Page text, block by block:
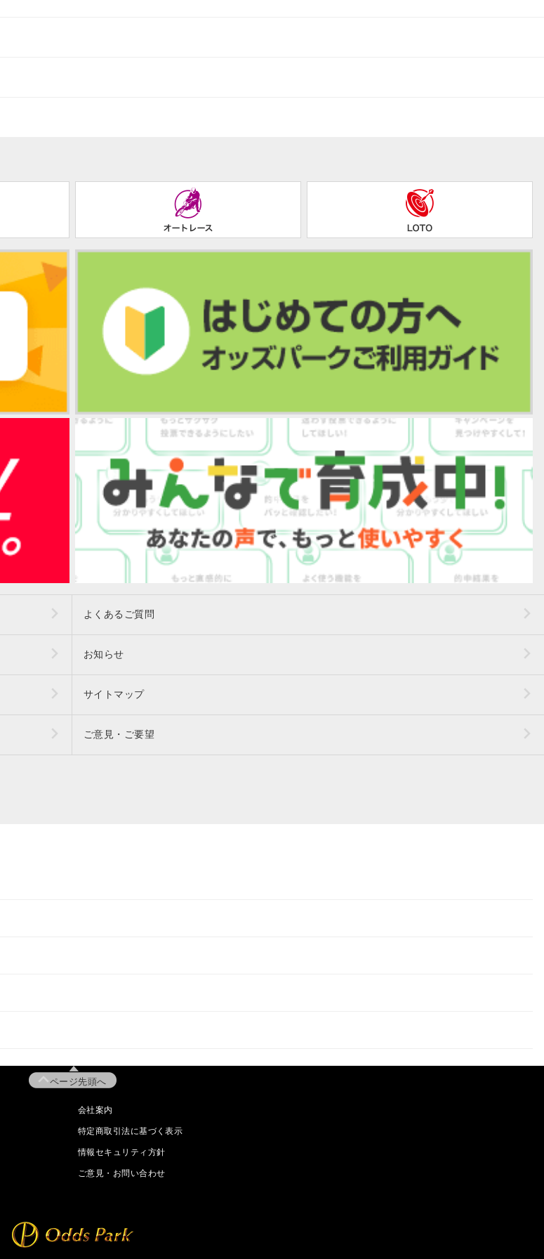
よくあるご質問
お知らせ
サイトマップ
ご意見・ご要望
ページ先頭へ
会社案内
特定商取引法に基づく表示
情報セキュリティ方針
ご意見・お問い合わせ